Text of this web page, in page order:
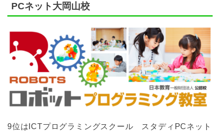
PCネット大岡山校
9位はICTプログラミングスクール スタディPCネット